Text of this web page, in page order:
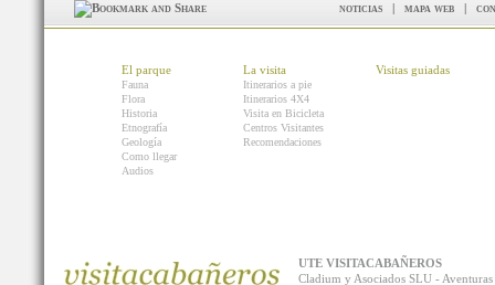
noticias | mapa web |
El parque
Fauna
Flora
Historia
Etnografía
Geología
Como llegar
Audios
La visita
Itinerarios a pie
Itinerarios 4X4
Visita en Bicicleta
Centros Visitantes
Recomendaciones
Visitas guiadas
UTE VISITACABAÑEROS
Cladium y Asociados SLU -